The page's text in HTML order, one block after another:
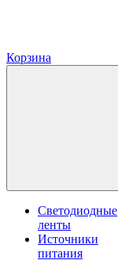
Корзина
Светодиодные
ленты
Источники
питания